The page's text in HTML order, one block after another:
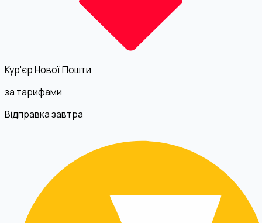
Кур'єр Нової Пошти
за тарифами
Відправка завтра